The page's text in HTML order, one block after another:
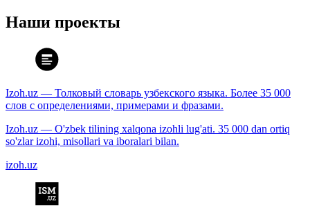
Наши проекты
Izoh.uz — Толковый словарь узбекского языка. Более 35 000
слов с определениями, примерами и фразами.
Izoh.uz — O'zbek tilining xalqona izohli lug'ati. 35 000 dan ortiq
so'zlar izohi, misollari va iboralari bilan.
izoh.uz